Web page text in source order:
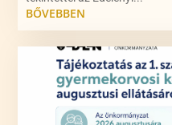
BŐVEBBEN